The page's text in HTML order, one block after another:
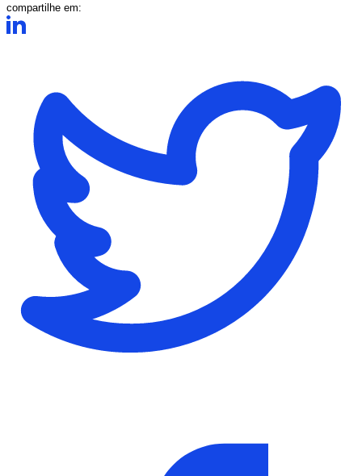
compartilhe em: